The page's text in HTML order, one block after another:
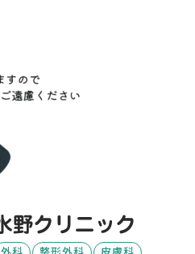
外科 整形外科 皮膚科